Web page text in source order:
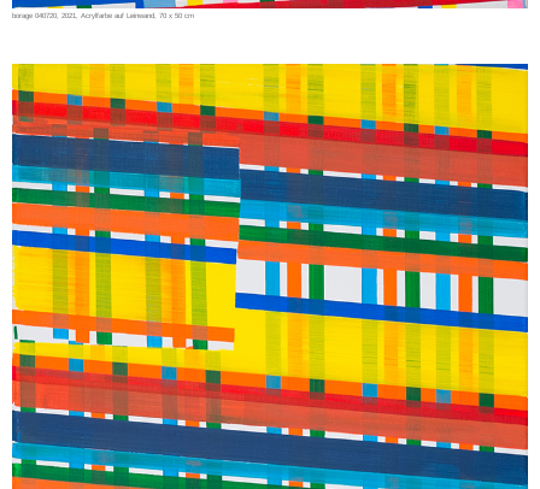
borage 040720, 2021, Acrylfarbe auf Leinwand, 70 x 50 cm